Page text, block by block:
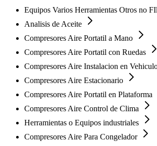
Equipos Varios Herramientas Otros no
Analisis de Aceite
Compresores Aire Portatil a Mano
Compresores Aire Portatil con Ruedas
Compresores Aire Instalacion en
Compresores Aire Estacionario
Compresores Aire Portatil en Plataforma
Compresores Aire Control de Clima
Herramientas o Equipos industriales
Compresores Aire Para Congelador